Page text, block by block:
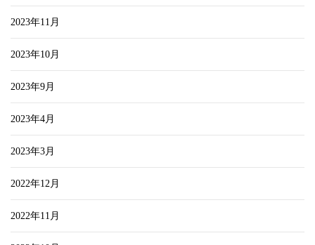
2023年11月
2023年10月
2023年9月
2023年4月
2023年3月
2022年12月
2022年11月